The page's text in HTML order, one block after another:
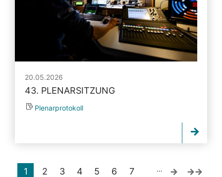
20.05.2026
43. PLENARSITZUNG
Plenarprotokoll
1 2 3 4 5 6 7 …